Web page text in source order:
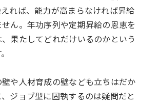
れば、能力が高まらなければ昇給
ん。年功序列や定期昇給の恩恵を
果たしてどれだけいるのかという
や人材育成の壁なども立ちはだか
ジョブ型に固執するのは疑問だと